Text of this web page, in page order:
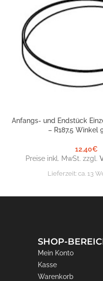
IN DEN WARENKORB
Anfangs- und Endstück
– R187,5 Winkel
12,40€
Preise inkl. MwSt. zzgl.
Lieferzeit:ca. 13
SHOP-
Mein Konto
Kasse
Warenkorb